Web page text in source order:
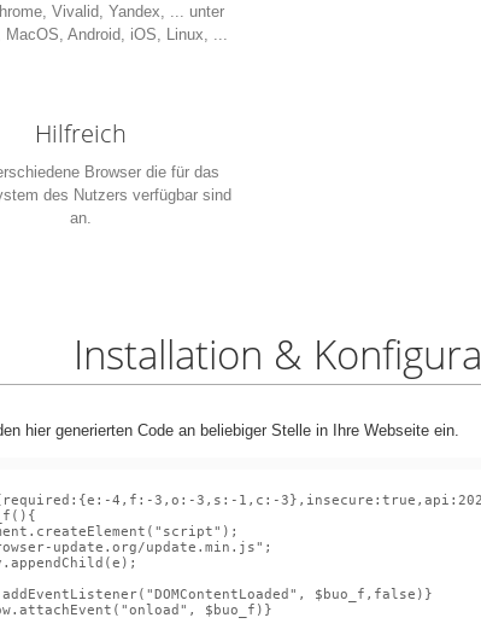
Vivalid, Yandex, ... unter
MacOS, Android, iOS, Linux, ...
Hilfreich
Browser die für das
des Nutzers verfügbar sind
an.
Installation &
hier generierten Code an beliebiger Stelle in Ihre Webseite ein.